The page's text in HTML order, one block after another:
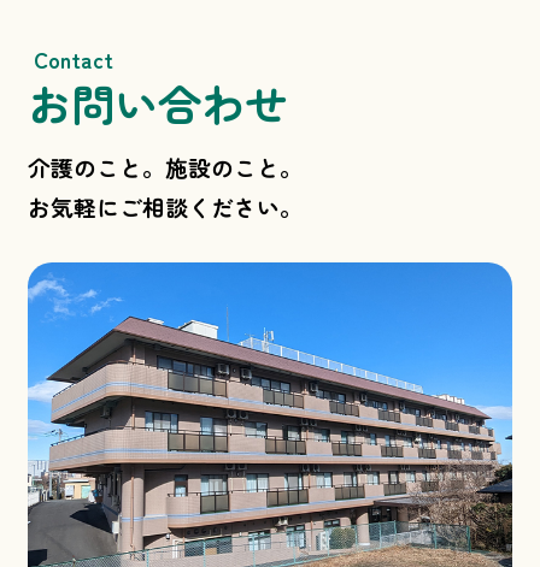
Contact
お問い合わせ
介護のこと。施設のこと。
お気軽にご相談ください。